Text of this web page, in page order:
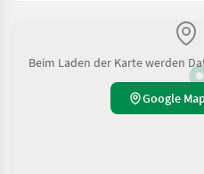
Beim Laden der Karte werden
Google